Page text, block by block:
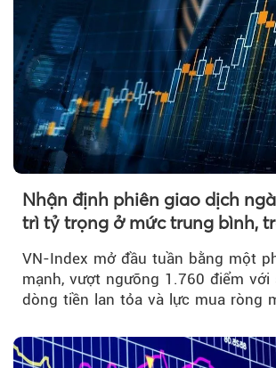
Nhận định phiên giao dịch
trì tỷ trọng ở mức trung bình,
VN-Index mở đầu tuần bằng một
mạnh, vượt ngưỡng 1.760 điểm
dòng tiền lan tỏa và lực mua ròng